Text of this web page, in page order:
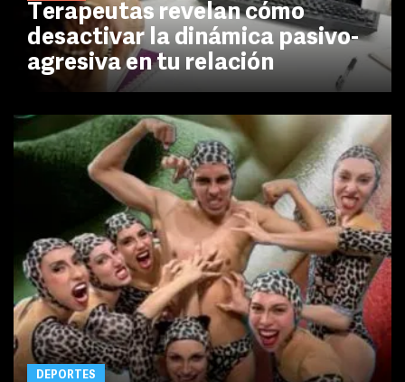
Terapeutas revelan cómo
desactivar la dinámica pasivo-
agresiva en tu relación
DEPORTES